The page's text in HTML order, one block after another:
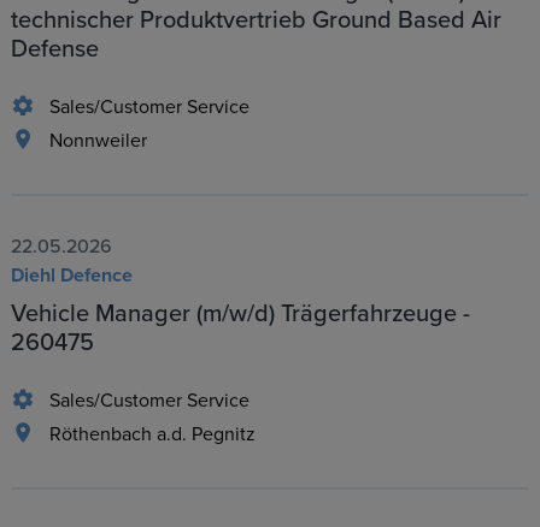
technischer Produktvertrieb Ground Based Air
Defense
Sales/Customer Service
Nonnweiler
22.05.2026
Diehl Defence
Vehicle Manager (m/w/d) Trägerfahrzeuge -
260475
Sales/Customer Service
Röthenbach a.d. Pegnitz